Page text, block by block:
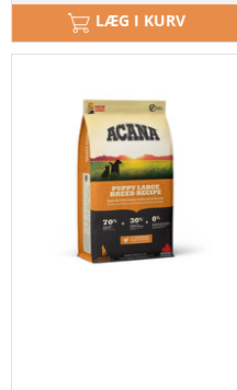
LÆG I KURV